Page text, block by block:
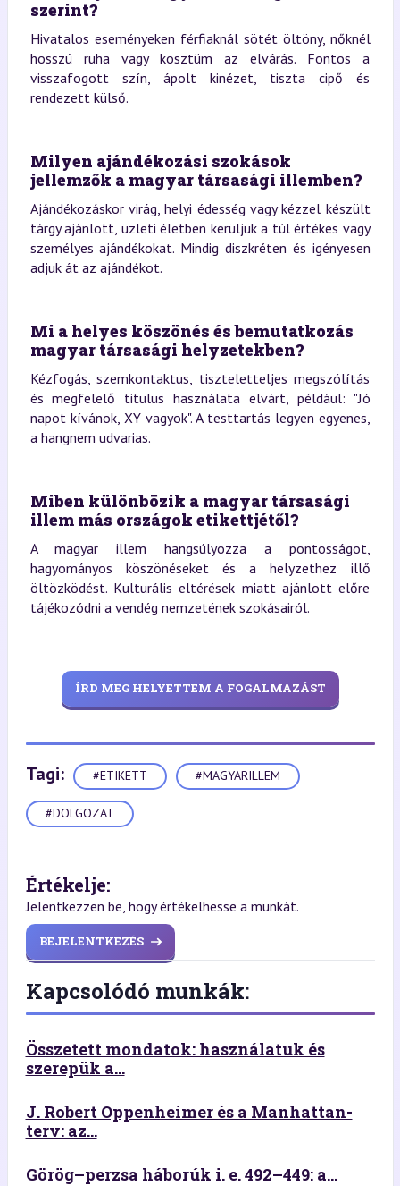
szerint?
Hivatalos eseményeken férfiaknál sötét öltöny, nőknél
hosszú ruha vagy kosztüm az elvárás. Fontos a
visszafogott szín, ápolt kinézet, tiszta cipő és
rendezett külső.
Milyen ajándékozási szokások
jellemzők a magyar társasági illemben?
Ajándékozáskor virág, helyi édesség vagy kézzel készült
tárgy ajánlott, üzleti életben kerüljük a túl értékes vagy
személyes ajándékokat. Mindig diszkréten és igényesen
adjuk át az ajándékot.
Mi a helyes köszönés és bemutatkozás
magyar társasági helyzetekben?
Kézfogás, szemkontaktus, tiszteletteljes megszólítás
és megfelelő titulus használata elvárt, például: "Jó
napot kívánok, XY vagyok". A testtartás legyen egyenes,
a hangnem udvarias.
Miben különbözik a magyar társasági
illem más országok etikettjétől?
A magyar illem hangsúlyozza a pontosságot,
hagyományos köszönéseket és a helyzethez illő
öltözködést. Kulturális eltérések miatt ajánlott előre
tájékozódni a vendég nemzetének szokásairól.
ÍRD MEG HELYETTEM A FOGALMAZÁST
Tagi: #ETIKETT #MAGYARILLEM
#DOLGOZAT
Értékelje:
Jelentkezzen be, hogy értékelhesse a munkát.
BEJELENTKEZÉS
Kapcsolódó munkák:
Összetett mondatok: használatuk és
szerepük a...
J. Robert Oppenheimer és a Manhattan-
terv: az...
Görög–perzsa háborúk i. e. 492–449: a...